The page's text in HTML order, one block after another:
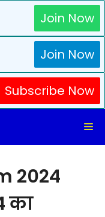
Join Now
Join Now
Subscribe Now
2024
का